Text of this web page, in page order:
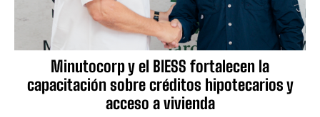
Minutocorp y el BIESS fortalecen la
capacitación sobre créditos hipotecarios y
acceso a vivienda